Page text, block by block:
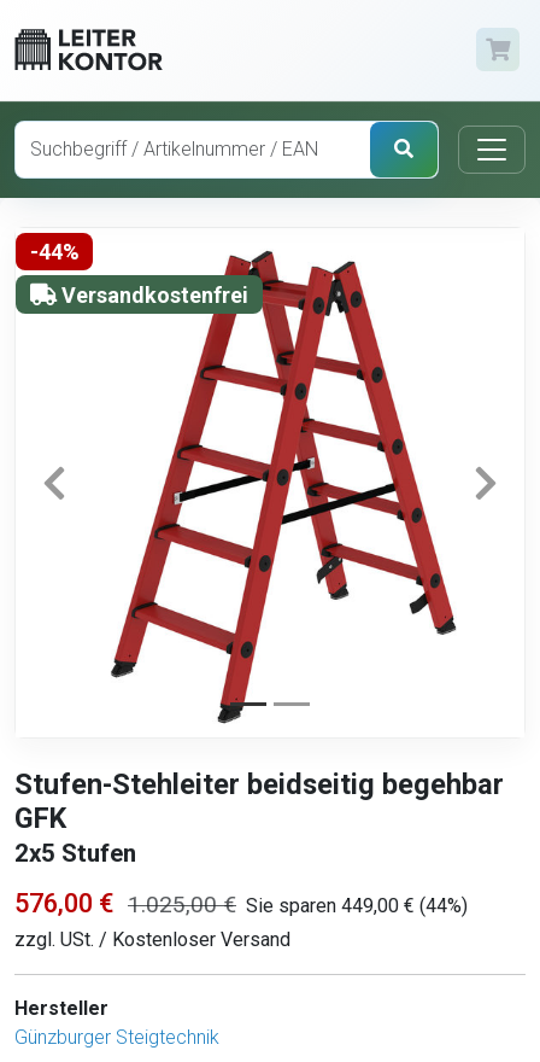
-44%
Versandkostenfrei
Stufen-Stehleiter beidseitig begehbar
GFK
2x5 Stufen
576,00 € 1.025,00 € Sie sparen 449,00 € (44%)
zzgl. USt. / Kostenloser Versand
Hersteller
Günzburger Steigtechnik